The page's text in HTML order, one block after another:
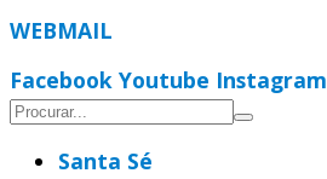
WEBMAIL
Facebook Youtube Instagram
Santa Sé